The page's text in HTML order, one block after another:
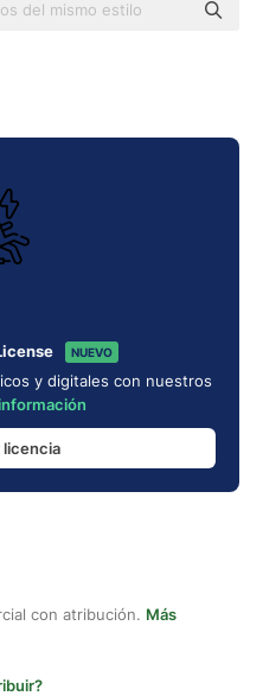
NUEVO
y digitales con nuestros
licencia
con atribución. Más